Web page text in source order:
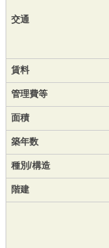
交通
賃料
管理費等
面積
築年数
種別/構造
階建